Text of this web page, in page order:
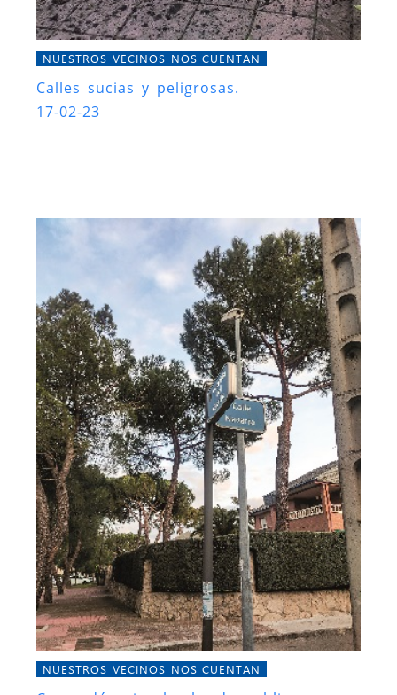
NUESTROS VECINOS NOS CUENTAN
Calles sucias y peligrosas.
17-02-23
NUESTROS VECINOS NOS CUENTAN